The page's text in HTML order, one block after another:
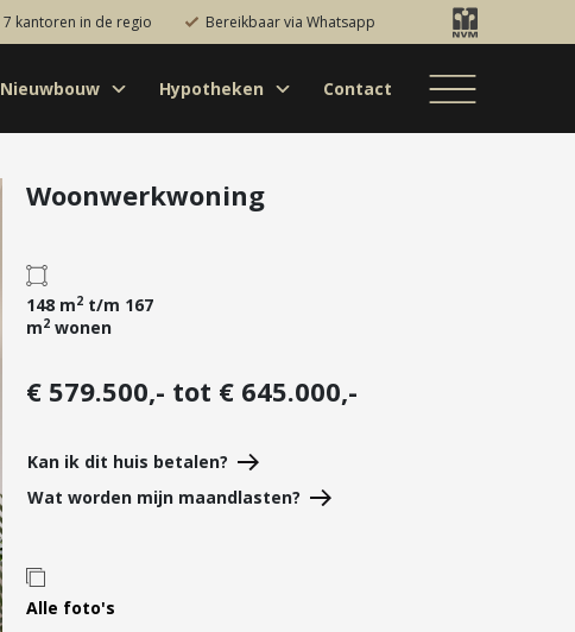
7 kantoren in de regio Bereikbaar via Whatsapp
Bestaande bouw
Nieuwbouw
Internationaal
Nieuwbouw Hypotheken
oversluiten
hypotheek
Contact
Woonwerkwoning
148 m2 t/m 167
m2 wonen
€ 579.500,- tot € 645.000,-
Kan ik dit huis betalen?
Wat worden mijn maandlasten?
Alle foto's